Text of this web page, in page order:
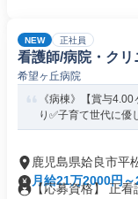
NEW 正社員
看護師/病院・ク
希望ヶ丘病院
《病棟》【賞与
り✅子育て世代に優
鹿児島県姶良市平
月給21万2000円
【応募資格】 正